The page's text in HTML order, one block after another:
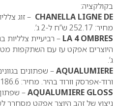
בקולקציה:
LA LIGNE DE
CHANEL – זוג
מחיר: 252.17 ש”ח ל-2 ג’.
LA 4 OMBRES – רביעיית צלליות
ג’.
AQUALUMIERE– שפתונים
ורוד-אפרסק וורוד בהיר. מחיר: 186.6 ש”ח ל-3.5 ג’.
AQUALUMIERE GLOSS
–